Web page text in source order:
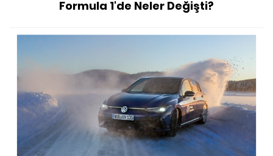
Formula 1'de Neler Değişti?